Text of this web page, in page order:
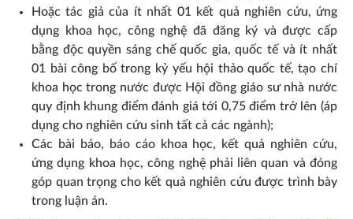
Hoặc tác giả của ít nhất 01 kết quả nghiên cứu, ứng
dụng khoa học, công nghệ đã đăng ký và được cấp
bằng độc quyền sáng chế quốc gia, quốc tế và ít nhất
01 bài công bố trong kỷ yếu hội thảo quốc tế, tạo chí
khoa học trong nước được Hội đồng giáo sư nhà nước
quy định khung điểm đánh giá tới 0,75 điểm trở lên (áp
dụng cho nghiên cứu sinh tất cả các ngành);
Các bài báo, báo cáo khoa học, kết quả nghiên cứu,
ứng dụng khoa học, công nghệ phải liên quan và đóng
góp quan trọng cho kết quả nghiên cứu được trình bày
trong luận án.